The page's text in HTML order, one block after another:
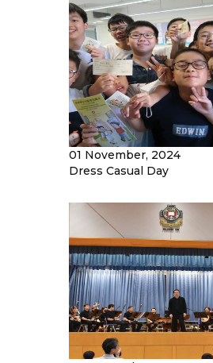
01 November, 2024
Dress Casual Day